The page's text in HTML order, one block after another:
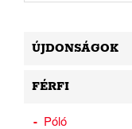
ÚJDONSÁGOK
FÉRFI
Póló